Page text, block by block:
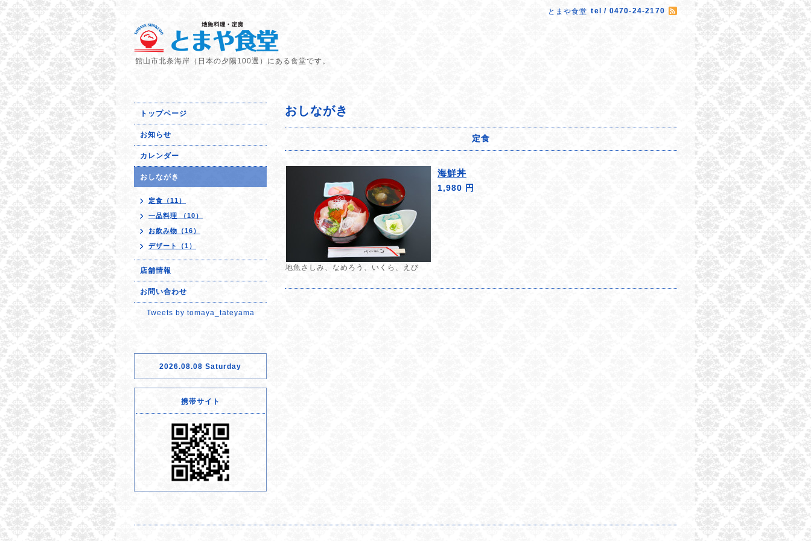
とまや食堂 tel / 0470-24-2170
館山市北条海岸（日本の夕陽100選）にある食堂です。
おしながき
定食
海鮮丼
1,980 円
地魚さしみ、なめろう、いくら、えび
トップページ
お知らせ
カレンダー
おしながき
定食（11）
一品料理 （10）
お飲み物（16）
デザート（1）
店舗情報
お問い合わせ
Tweets by tomaya_tateyama
2026.08.08 Saturday
携帯サイト